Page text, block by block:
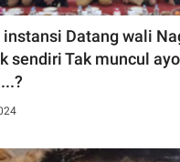
instansi Datang wali
sendiri Tak muncul